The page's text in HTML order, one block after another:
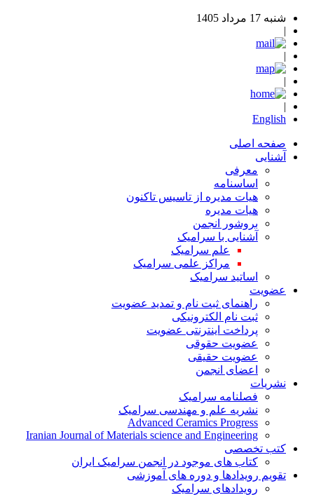
شنبه 17 مرداد 1405
English
صفحه اصلی
آشنایی
معرفی
اساسنامه
هیات مدیره از تاسیس تاکنون
هیات مدیره
بروشور انجمن
آشنایی با سرامیک
علم سرامیک
مراکز علمی سرامیک
اساتید سرامیک
عضویت
راهنمای ثبت نام و تمدید عضویت
ثبت نام الکترونیکی
پرداخت اینترنتی عضویت
عضویت حقوقی
عضویت حقیقی
اعضای انجمن
نشریات
فصلنامه سرامیک
نشریه علم و مهندسی سرامیک
Advanced Ceramics Progress
Iranian Journal of Materials science and Engineering
کتب تخصصی
کتاب های موجود در انجمن سرامیک ایران
تقویم رویدادها و دوره های آموزشی
رویدادهای سرامیک